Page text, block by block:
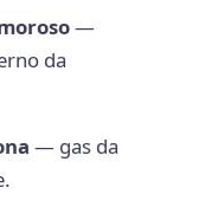
—
da
— gas da